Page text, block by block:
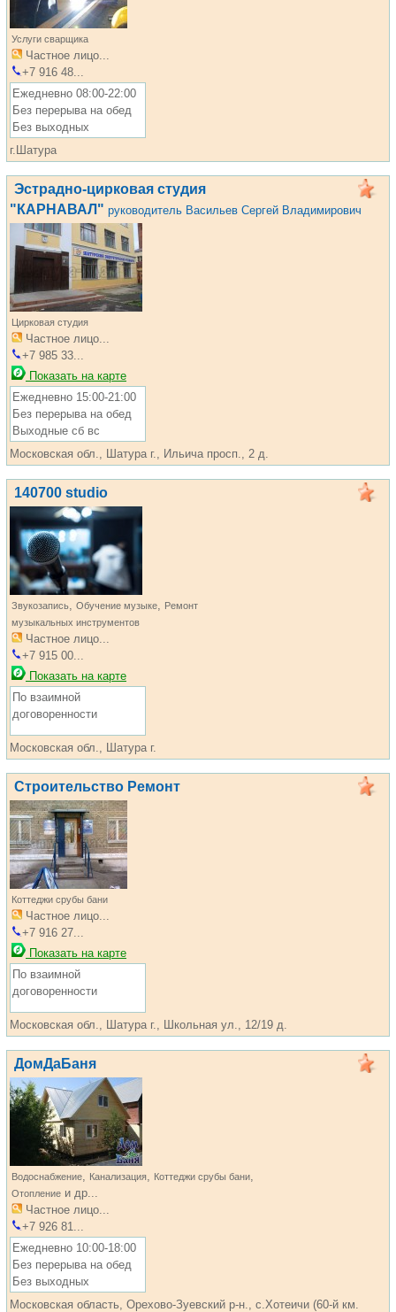
Услуги сварщика
Частное лицо...
+7 916 48...
Ежедневно 08:00-22:00
Без перерыва на обед
Без выходных
г.Шатура
Эстрадно-цирковая студия
"КАРНАВАЛ" руководитель Васильев Сергей Владимирович
Цирковая студия
Частное лицо...
+7 985 33...
Показать на карте
Ежедневно 15:00-21:00
Без перерыва на обед
Выходные сб вс
Московская обл., Шатура г., Ильича просп., 2 д.
140700 studio
Звукозапись, Обучение музыке, Ремонт
музыкальных инструментов
Частное лицо...
+7 915 00...
Показать на карте
По взаимной
договоренности
Московская обл., Шатура г.
Строительство Ремонт
Коттеджи срубы бани
Частное лицо...
+7 916 27...
Показать на карте
По взаимной
договоренности
Московская обл., Шатура г., Школьная ул., 12/19 д.
ДомДаБаня
Водоснабжение, Канализация, Коттеджи срубы бани,
Отопление и др...
Частное лицо...
+7 926 81...
Ежедневно 10:00-18:00
Без перерыва на обед
Без выходных
Московская область, Орехово-Зуевский р-н., с.Хотеичи (60-й км.